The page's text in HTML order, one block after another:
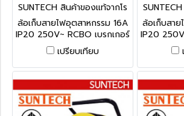
SUNTECH สินค้าของแท้จากโร
งงานผู้ผลิต BCH1520
ล้อเก็บสายไฟอุตสาหกรรม 16A
IP20 250V~ RCBO เบรกเกอร์
ป้องกันไฟดูด ไฟรั่ว ไฟช็อต
ตัดกระแสลัดวงจรป้องกัน
กระแสไฟเกิน
เปรียบเทียบ
งงาน
ล้อเก็บสา
IP20
ป้องกัน
ตัดกระ
ก